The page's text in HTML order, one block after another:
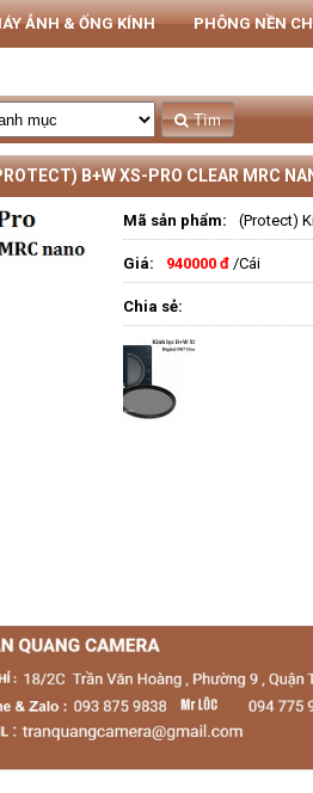
ẢNH & ỐNG KÍNH PHÔNG NỀN
Tìm
B+W XS-PRO CLEAR MRC
Mã sản phẩm: (Protect)
Giá: 940000 đ /Cái
Chia sẻ: